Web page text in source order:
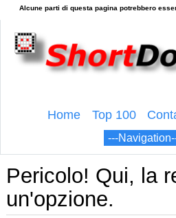
Home Top 100
Pericolo! Qui, la
un'opzione.